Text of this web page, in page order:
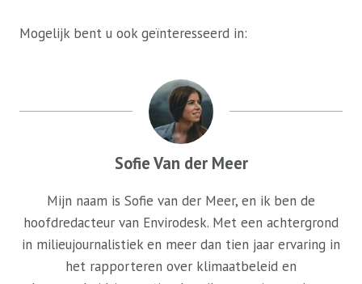
Mogelijk bent u ook geïnteresseerd in:
Sofie Van der Meer
Mijn naam is Sofie van der Meer, en ik ben de
hoofdredacteur van Envirodesk. Met een achtergrond
in milieujournalistiek en meer dan tien jaar ervaring in
het rapporteren over klimaatbeleid en